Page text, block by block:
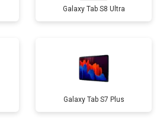
Galaxy Tab S8 Ultra
Galaxy Tab S7 Plus